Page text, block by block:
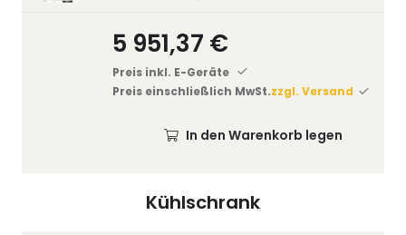
Kühlschrank
5 951,37 €
Preis inkl. E-Geräte
Preis einschließlich MwSt.zzgl. Versand
In den Warenkorb legen